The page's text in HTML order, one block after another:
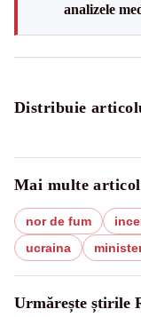
analizele
Distribuie
Mai multe
nor de fum
ucraina
Urmărește știrile